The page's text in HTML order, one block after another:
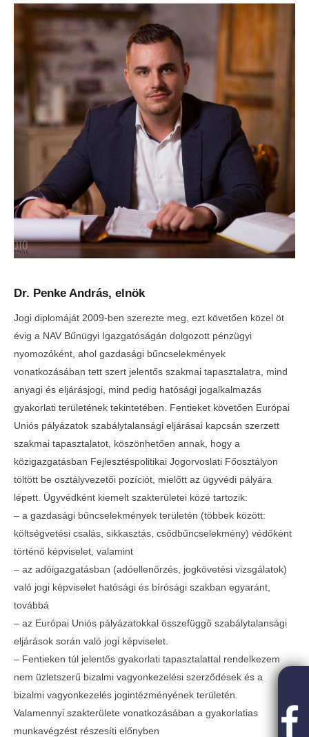
Dr. Penke András, elnök
Jogi diplomáját 2009-ben szerezte meg, ezt követően közel öt
évig a NAV Bűnügyi Igazgatóságán dolgozott pénzügyi
nyomozóként, ahol gazdasági bűncselekmények
vonatkozásában tett szert jelentős szakmai tapasztalatra, mind
anyagi és eljárásjogi, mind pedig hatósági jogalkalmazás
gyakorlati területének tekintetében. Fentieket követően Európai
Uniós pályázatok szabálytalansági eljárásai kapcsán szerzett
szakmai tapasztalatot, köszönhetően annak, hogy a
közigazgatásban Fejlesztéspolitikai Jogorvoslati Főosztályon
töltött be osztályvezetői pozíciót, mielőtt az ügyvédi pályára
lépett. Ügyvédként kiemelt szakterületei közé tartozik:
– a gazdasági bűncselekmények területén (többek között:
költségvetési csalás, sikkasztás, csődbűncselekmény) védőként
történő képviselet, valamint
– az adóigazgatásban (adóellenőrzés, jogkövetési vizsgálatok)
való jogi képviselet hatósági és bírósági szakban egyaránt,
továbbá
– az Európai Uniós pályázatokkal összefüggő szabálytalansági
eljárások során való jogi képviselet.
– Fentieken túl jelentős gyakorlati tapasztalattal rendelkezem
nem üzletszerű bizalmi vagyonkezelési szerződések és a
bizalmi vagyonkezelés jogintézményének területén.
Valamennyi szakterülete vonatkozásában a gyakorlatias
munkavégzést részesíti előnyben